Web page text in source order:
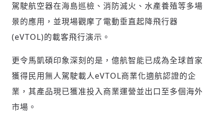
登入或註冊
輸入 Email 驗證碼
請輸入發送到的驗證碼
駕駛航空器在海島巡檢、消防滅火、水產養殖等多場
景的應用，並現場觀摩了電動垂直起降飛行器
(eVTOL)的載客飛行演示。
更令馬凱碩印象深刻的是，億航智能已成為全球首家
獲得民用無人駕駛載人eVTOL商業化適航認證的企
業，其產品現已獲准投入商業運營並出口至多個海外
市場。